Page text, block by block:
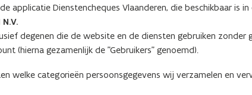
applicatie Dienstencheques Vlaanderen, die beschikbaar is
N.V.
degenen die de website en de diensten gebruiken
(hierna gezamenlijk de "Gebruikers" genoemd).
welke categorieën persoonsgegevens wij verzamelen en